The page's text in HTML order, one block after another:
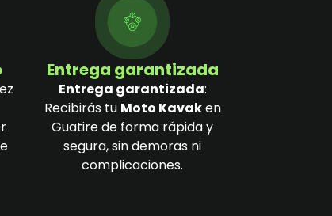
Entrega garantizada
Entrega garantizada:
Recibirás tu Moto Kavaken
Guatire de forma rápida y
segura, sin demoras ni
complicaciones.